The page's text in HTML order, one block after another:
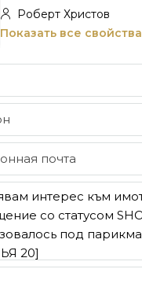
Роберт Христов
Показать все свойства